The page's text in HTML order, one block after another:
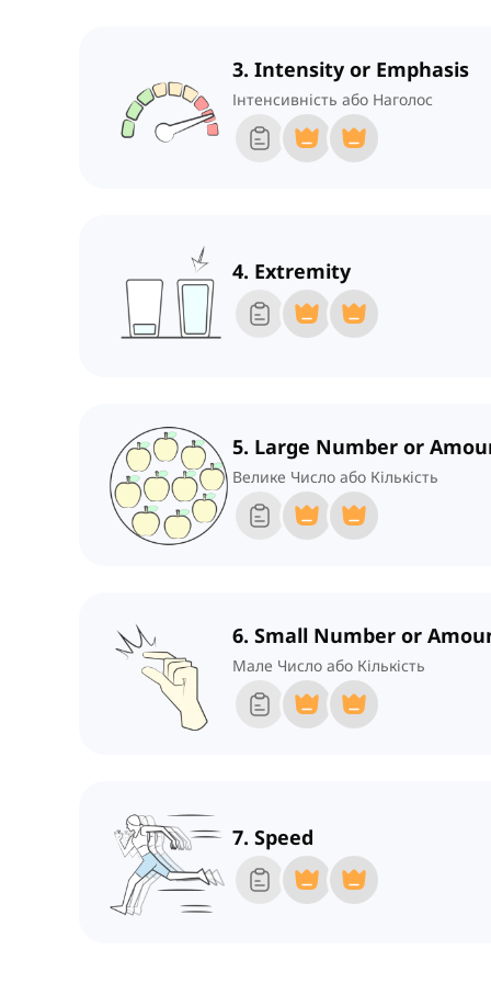
3. Intensity or Emphasis
Інтенсивність або Наголос
4. Extremity
5. Large Number or
Велике Число або Кількість
6. Small Number or
Мале Число або Кількість
7. Speed